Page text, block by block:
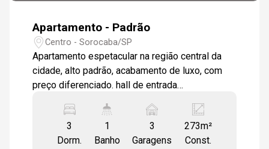
Apartamento - Padrão
Centro - Sorocaba/SP
Apartamento espetacular na região central da
cidade, alto padrão, acabamento de luxo, com
preço diferenciado. hall de entrada
elevador, sala com 17m lineares, com
possibilidade para 05 amplos ambientes,
espaço para home theater já com armários
3
Dorm.
1
Banho
3
Garagens
273m²
Const.